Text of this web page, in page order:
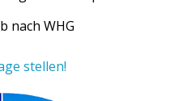
nach WHG
stellen!